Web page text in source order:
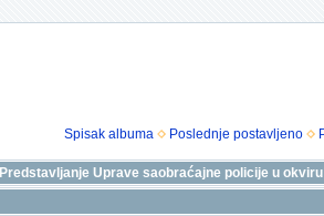
Spisak albuma Poslednje postavljeno
Predstavljanje Uprave saobraćajne policije u